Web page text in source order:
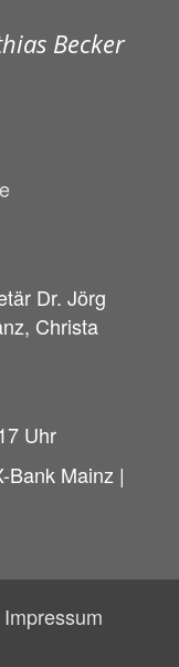
Becker
Dr. Jörg
Christa
Uhr
Bank Mainz |
Impressum